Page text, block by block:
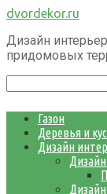
Перейти
контенту
dvordekor.ru
Дизайн
придомовых
Газон
Деревья и
Дизайн